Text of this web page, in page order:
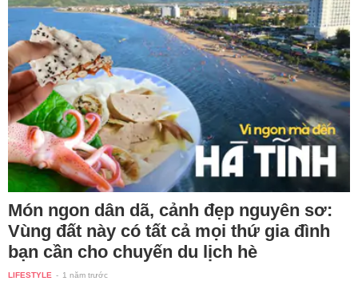
Món ngon dân dã, cảnh đẹp nguyên sơ:
Vùng đất này có tất cả mọi thứ gia đình
bạn cần cho chuyến du lịch hè
LIFESTYLE - 1 năm trước